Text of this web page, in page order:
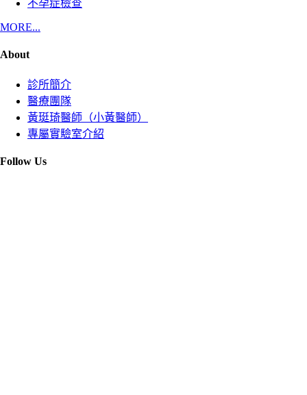
不孕症檢查
MORE...
About
診所簡介
醫療團隊
黃珽琦醫師（小黃醫師）
專屬實驗室介紹
Follow Us